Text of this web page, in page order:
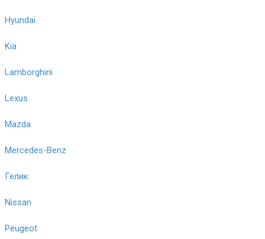
Hyundai
Kia
Lamborghini
Lexus
Mazda
Mercedes-Benz
Гелик
Nissan
Peugeot